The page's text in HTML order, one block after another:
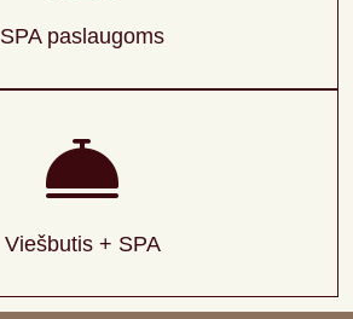
SPA paslaugoms
Viešbutis + SPA